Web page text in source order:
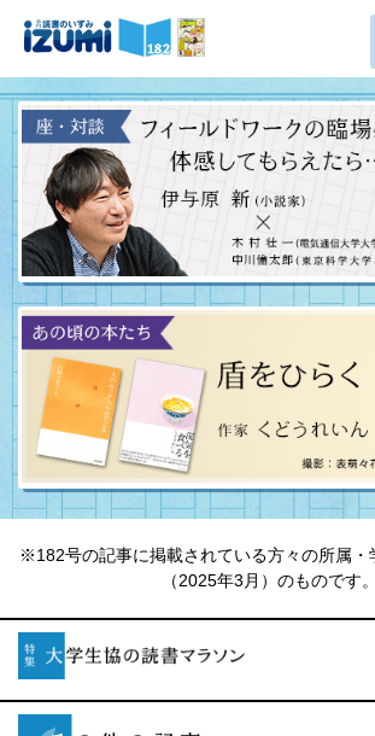
書籍ポータルサイト
search
※182号の記事に掲載されている方々の所属・
（2025年3月）のものです。